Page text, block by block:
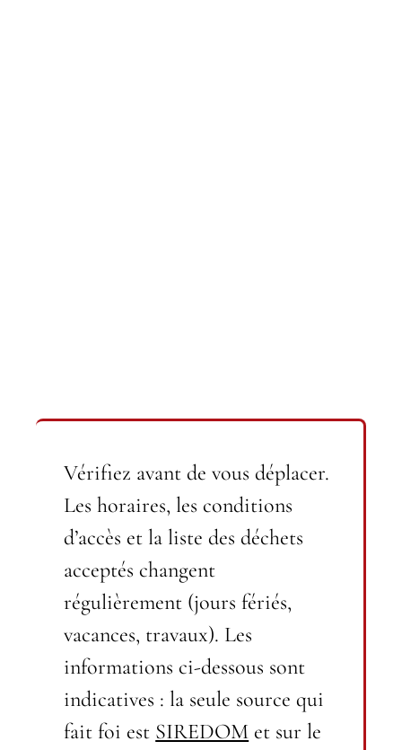
Vérifiez avant de vous déplacer.
Les horaires, les conditions
d’accès et la liste des déchets
acceptés changent
régulièrement (jours fériés,
vacances, travaux). Les
informations ci-dessous sont
indicatives : la seule source qui
fait foi est SIREDOM et sur le